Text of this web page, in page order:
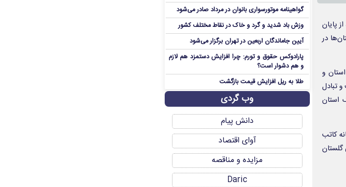
پایان
در
و
تبادل
استان
به سامانه کاتب
گلستان
گواهینامه موتورسواری بانوان در مرداد صادر می‌شود
وزش باد شدید و گرد و خاک در نقاط مختلف کشور
آیین جاماندگان اربعین در تهران برگزار می‌شود
پارادوکس حقوق و تورم: چرا افزایش دستمزد هم لازم
و هم دشوار است؟
طلا به ریل افزایش قیمت بازگشت
وب گردی
دانش پیام
آوای اقتصاد
مزایده و مناقصه
Daric